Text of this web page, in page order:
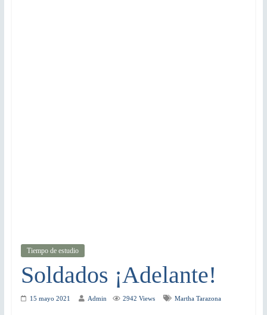
Tiempo de estudio
Soldados ¡Adelante!
15 mayo 2021 Admin 2942 Views Martha Tarazona